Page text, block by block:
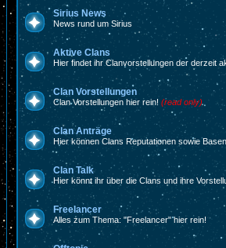
Sirius News
News rund um Sirius
Aktive Clans
Hier findet ihr Clanvorstellungen der derzeit
Clan Vorstellungen
Clan Vorstellungen hier rein! (read only)
Clan Anträge
Hier können Clans Reputationen sowie
Clan Talk
Hier könnt ihr über die Clans und ihre
Freelancer
Alles zum Thema: "Freelancer" hier rein!